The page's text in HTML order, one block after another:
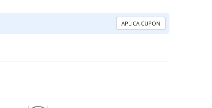
APLICA CUPON